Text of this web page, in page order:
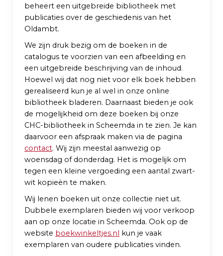
beheert een uitgebreide bibliotheek met
publicaties over de geschiedenis van het
Oldambt.
We zijn druk bezig om de boeken in de
catalogus te voorzien van een afbeelding en
een uitgebreide beschrijving van de inhoud.
Hoewel wij dat nog niet voor elk boek hebben
gerealiseerd kun je al wel in onze online
bibliotheek bladeren. Daarnaast bieden je ook
de mogelijkheid om deze boeken bij onze
CHC-bibliotheek in Scheemda in te zien. Je kan
daarvoor een afspraak maken via de pagina
contact. Wij zijn meestal aanwezig op
woensdag of donderdag. Het is mogelijk om
tegen een kleine vergoeding een aantal zwart-
wit kopieën te maken.
Wij lenen boeken uit onze collectie niet uit.
Dubbele exemplaren bieden wij voor verkoop
aan op onze locatie in Scheemda. Ook op de
website boekwinkeltjes.nl kun je vaak
exemplaren van oudere publicaties vinden.